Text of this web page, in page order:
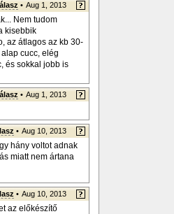
• Aug 1, 2013
Nem tudom
kisebbik
az átlagos az kb 30-
cucc, elég
és sokkal jobb is
• Aug 1, 2013
• Aug 10, 2013
hány voltot adnak
miatt nem ártana
• Aug 10, 2013
az előkészítő